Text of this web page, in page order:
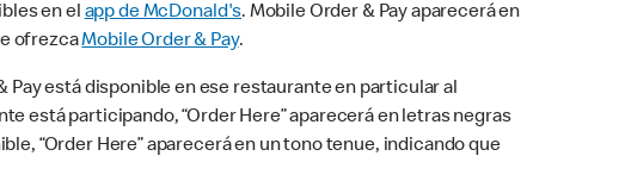
en elapp de McDonald's. Mobile Order & Pay aparecerá en
ofrezcaMobile Order & Pay.
está disponible en ese restaurante en particular al
está participando, “Order Here” aparecerá en letras negras
“Order Here” aparecerá en un tono tenue, indicando que